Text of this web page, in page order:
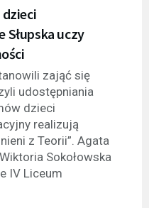
Słupska uczy
zająć się
udostępniania
dzieci
realizują
z Teorii”. Agata
Sokołowska
IV Liceum